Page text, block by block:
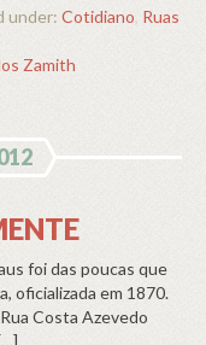
under: Cotidiano, Ruas
Zamith
foi das poucas que
oficializada em 1870.
Costa Azevedo